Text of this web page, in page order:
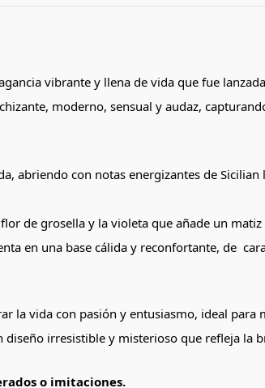
vibrante y llena de vida que fue
moderno, sensual y audaz,
abriendo con notas energizantes de
de grosella y la violeta que añade un
en una base cálida y reconfortante, de
la vida con pasión y entusiasmo, ideal
irresistible y misterioso que refleja la
o imitaciones.